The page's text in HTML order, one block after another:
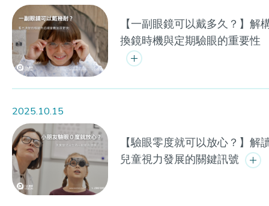
【一副眼鏡可以戴多久？】解
換鏡時機與定期驗眼的重要性
2025.10.15
【驗眼零度就可以放心？】解
兒童視力發展的關鍵訊號